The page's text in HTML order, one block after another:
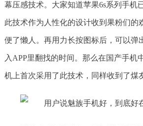
幕压感技术。大家知道苹果6s系列手机
此技术作为人性化的设计收到果粉们的
便了懒人。再用力长按图标后，可以弹
入APP里翻找的时间。那么在国产手机
机上首次采用了此技术，同样收到了煤